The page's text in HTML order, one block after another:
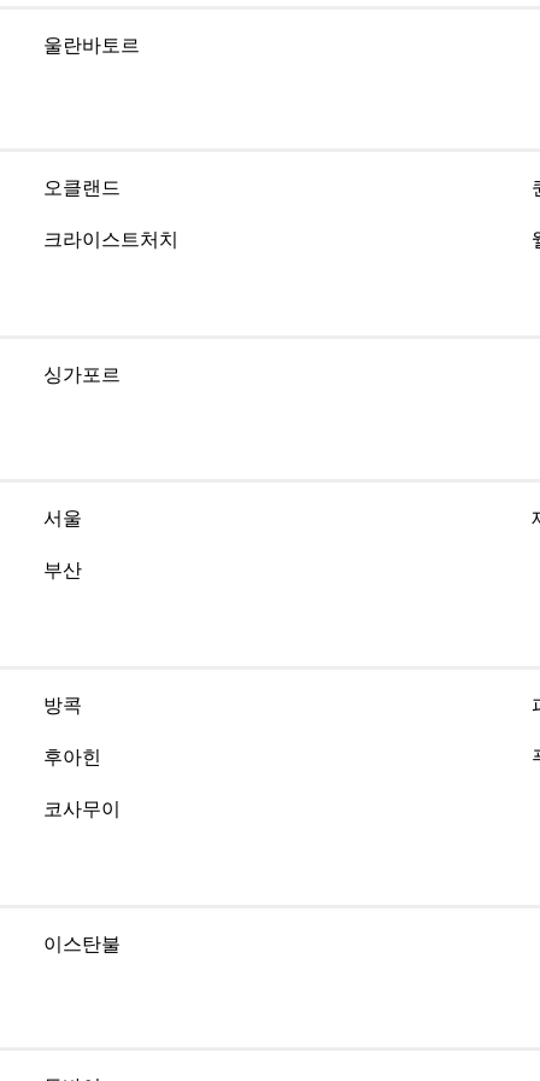
울란바토르
오클랜드
크라이스트처치
싱가포르
서울
부산
방콕
후아힌
코사무이
이스탄불